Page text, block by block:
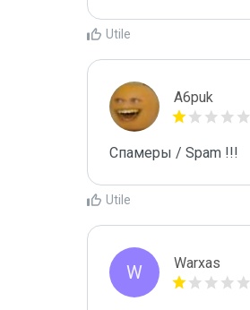
Utile
A6puk
Спамеры / Spam !!!
Utile
W Warxas